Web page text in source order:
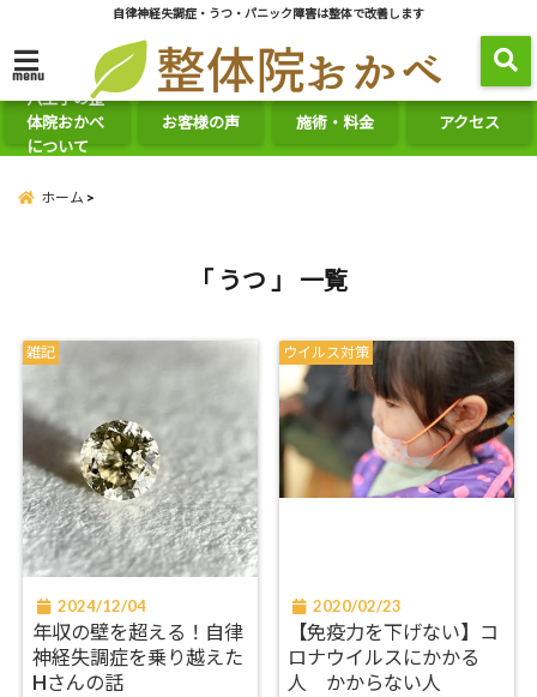
自律神経失調症・うつ・パニック障害は整体で改善します
menu
八王子の整
体院おかべ
について
お客様の声 施術・料金 アクセス
ホーム
「 うつ 」 一覧
雑記
2024/12/04
年収の壁を超える！自律
神経失調症を乗り越えた
Hさんの話
ウイルス対策
2020/02/23
【免疫力を下げない】コ
ロナウイルスにかかる
人 かからない人